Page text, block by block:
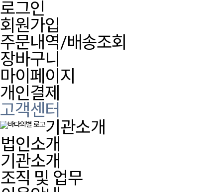
로그인
회원가입
주문내역/배송조회
장바구니
마이페이지
개인결제
고객센터
기관소개
법인소개
기관소개
조직 및 업무